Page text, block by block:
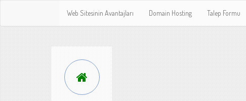
Web Sitesinin Avantajları Domain Hosting Talep Formu